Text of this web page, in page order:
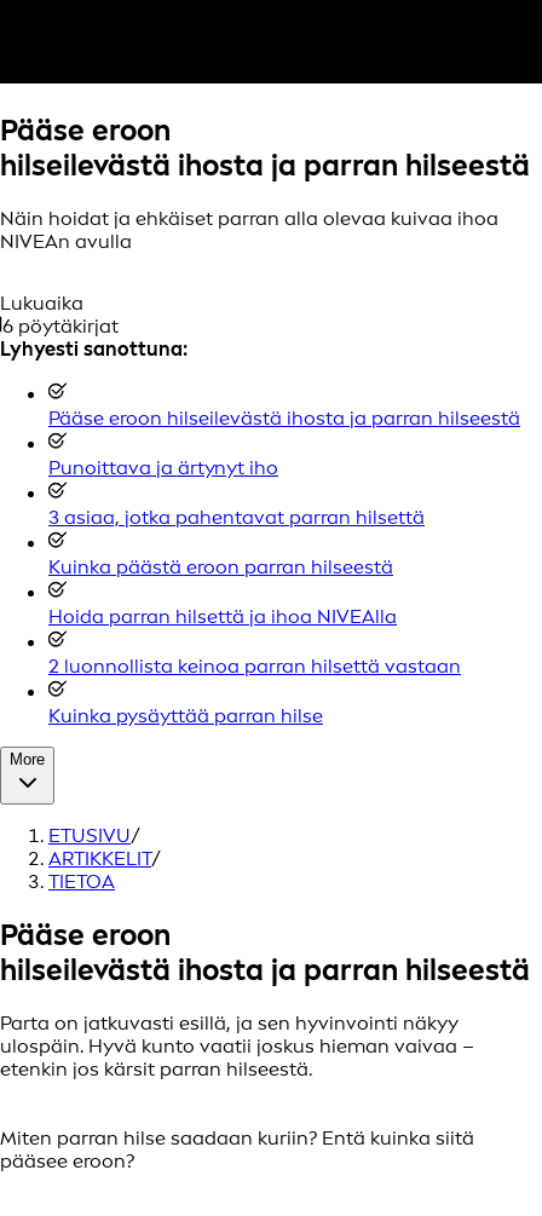
Pääse eroon
hilseilevästä ihosta ja parran hilseestä
Näin hoidat ja ehkäiset parran alla olevaa kuivaa ihoa
NIVEAn avulla
Lukuaika
6 pöytäkirjat
Lyhyesti sanottuna:
Pääse eroon hilseilevästä ihosta ja parran hilseestä
Punoittava ja ärtynyt iho
3 asiaa, jotka pahentavat parran hilsettä
Kuinka päästä eroon parran hilseestä
Hoida parran hilsettä ja ihoa NIVEAlla
2 luonnollista keinoa parran hilsettä vastaan
Kuinka pysäyttää parran hilse
More
ETUSIVU/
ARTIKKELIT/
TIETOA
Pääse eroon
hilseilevästä ihosta ja parran hilseestä
Parta on jatkuvasti esillä, ja sen hyvinvointi näkyy
ulospäin. Hyvä kunto vaatii joskus hieman vaivaa –
etenkin jos kärsit parran hilseestä.
Miten parran hilse saadaan kuriin? Entä kuinka siitä
pääsee eroon?